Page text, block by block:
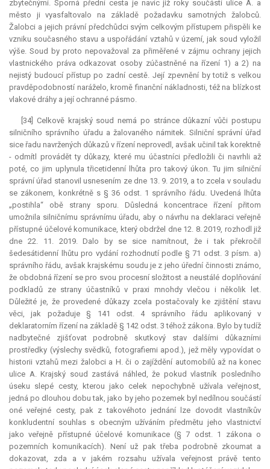
zbytečnými. Sporná přední cesta je navíc již roky součástí ulice A. a
město ji vyasfaltovalo na základě požadavku samotných žalobců.
Žalobci a jejich právní předchůdci svým celkovým přístupem přispěli ke
vzniku současného stavu a uspořádání vztahů v území, jak soud vyložil
výše. Soud by proto nepovažoval za přiměřené v zájmu ochrany jejich
vlastnického práva odkazovat osoby zúčastněné na řízení 1) a 2) na
nejistý budoucí přístup po zadní cestě. Její zpevnění by totiž s velkou
pravděpodobností naráželo, kromě finanční nákladnosti, též na blízkost
vlakové dráhy a její ochranné pásmo.
[34] Celkově krajský soud nemá po stránce důkazní vůči postupu
silničního správního úřadu a žalovaného námitek. Silniční správní úřad
sice řadu navržených důkazů v řízení neprovedl, avšak učinil tak korektně
- odmítl provádět ty důkazy, které mu účastníci předložili či navrhli až
poté, co jim uplynula třicetidenní lhůta pro takový úkon. Tu jim silniční
správní úřad stanovil usnesením ze dne 13. 9. 2019, a to zcela v souladu
se zákonem, konkrétně s § 36 odst. 1 správního řádu. Uvedená lhůta
„postihla“ obě strany sporu. Důsledná koncentrace řízení přitom
umožnila silničnímu správnímu úřadu, aby o návrhu na deklaraci veřejně
přístupné účelové komunikace, který obdržel dne 12. 8. 2019, rozhodl již
dne 22. 11. 2019. Dalo by se sice namítnout, že i tak překročil
šedesátidenní lhůtu pro vydání rozhodnutí podle § 71 odst. 3 písm. a)
správního řádu, avšak krajskému soudu je z jeho úřední činnosti známo,
že obdobná řízení se pro svou procesní složitost a neustálé doplňování
podkladů ze strany účastníků v praxi mnohdy vlečou i několik let.
Důležité je, že provedené důkazy zcela postačovaly ke zjištění stavu
věci, jak požaduje § 141 odst. 4 správního řádu aplikovaný v
deklaratorním řízení na základě § 142 odst. 3 téhož zákona. Bylo by tudíž
nadbytečné zjišťovat podrobně skutkový stav dalšími důkazními
prostředky (výslechy svědků, fotografiemi apod.), jež měly vypovídat o
historii vztahů mezi žalobci a H. či o zajíždění automobilů až na konec
ulice A. Krajský soud zastává náhled, že pokud vlastník posledního
úseku slepé cesty, kterou jako celek nepochybně užívala veřejnost,
jedná po dlouhou dobu tak, jako by jeho pozemek byl nedílnou součástí
oné veřejné cesty, pak z takovéhoto jednání lze dovodit vlastníkův
konkludentní souhlas s obecným užíváním předmětu jeho vlastnictví
jako veřejně přístupné účelové komunikace (§ 7 odst. 1 zákona o
pozemních komunikacích). Není už pak třeba podrobně zkoumat a
dokazovat, zda a v jakém rozsahu užívala veřejnost právě tento